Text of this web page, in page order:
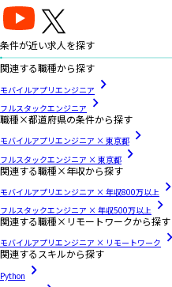
条件が近い求人を探す
関連する職種から探す
モバイルアプリエンジニア
フルスタックエンジニア
職種×都道府県の条件から探す
モバイルアプリエンジニア × 東京都
フルスタックエンジニア × 東京都
関連する職種×年収から探す
モバイルアプリエンジニア × 年収800万以上
フルスタックエンジニア × 年収500万以上
関連する職種×リモートワークから探す
モバイルアプリエンジニア × リモートワーク
関連するスキルから探す
Python